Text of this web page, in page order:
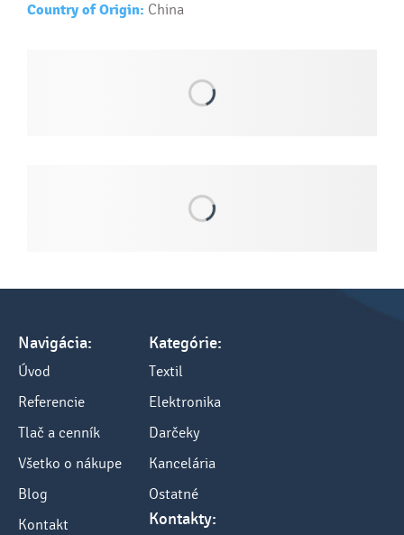
Country of Origin: China
Navigácia:
Úvod
Referencie
Tlač a cenník
Všetko o nákupe
Blog
Kontakt
Kategórie:
Textil
Elektronika
Darčeky
Kancelária
Ostatné
Kontakty: